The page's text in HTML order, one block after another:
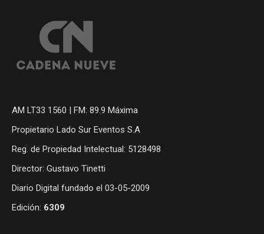
AM LT33 1560 | FM: 89.9 Máxima
Propietario Lado Sur Eventos S.A
Reg. de Propiedad Intelectual: 5128498
Director: Gustavo Tinetti
Diario Digital fundado el 03-05-2009
Edición: 6309